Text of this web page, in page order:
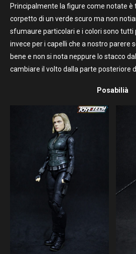
Principalmente la figure come notate è
corpetto di un verde scuro ma non
sfumaure particolari e i colori sono tutti
invece per i capelli che a nostro parere
bene e non si nota neppure lo stacco
cambiare il volto dalla parte posteriore
Posabilià